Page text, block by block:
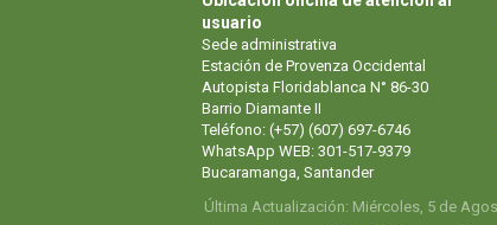
usuario
Sede administrativa
Estación de Provenza Occidental
Autopista Floridablanca N° 86-30
Barrio Diamante II
Teléfono: (+57) (607) 697-6746
WhatsApp WEB: 301-517-9379
Bucaramanga, Santander
Última Actualización: Miércoles, 5 de